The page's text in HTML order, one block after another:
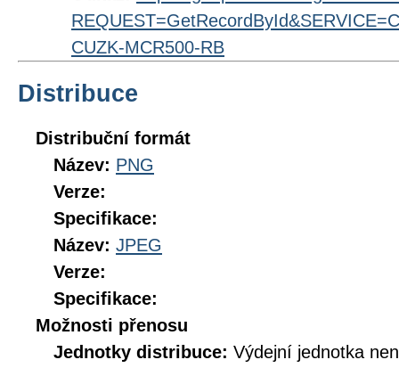
CUZK-MCR500-RB
Distribuce
Distribuční formát
Název: PNG
Verze:
Specifikace:
Název: JPEG
Verze:
Specifikace:
Možnosti přenosu
Jednotky distribuce: Výdejní jednotka